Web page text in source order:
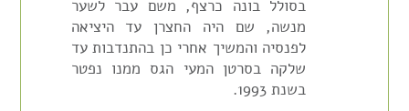
בסולל בונה כרצף, משם עבר לשער
מנשה, שם היה החצרן עד היציאה
לפנסיה והמשיך אחרי כן בהתנדבות עד
שלקה בסרטן המעי הגס ממנו נפטר
בשנת 1993.